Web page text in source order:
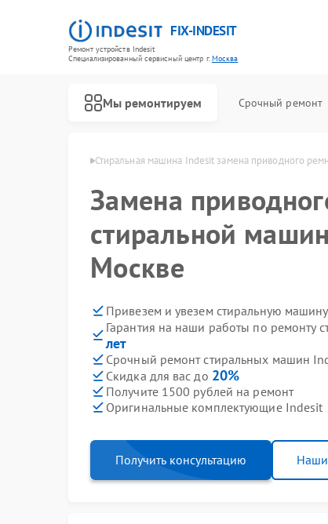
FIX-INDESIT
Ремонт устройств Indesit
Специализированный cервисный центр г.Москва
Мы ремонтируем Срочный ремонт
Стиральная машина Indesit замена приводного
Замена
стиральной
Москве
Привезем и увезем стиральную
Гарантия на наши работы по ремонту
лет
Срочный ремонт стиральных машин
Скидка для вас до 20%
Получите 1500 рублей на ремонт
Оригинальные комплектующие Indesit
Получить консультацию